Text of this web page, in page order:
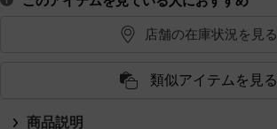
店舗の在庫状況を見る
類似アイテムを見る
商品説明